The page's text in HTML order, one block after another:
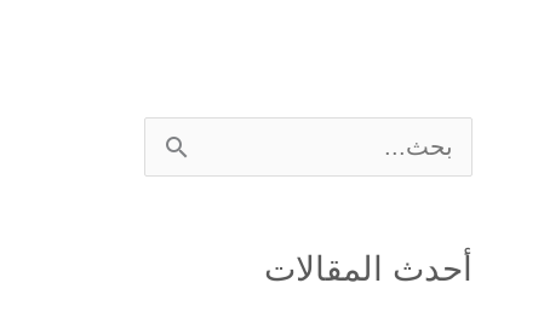
ب أحدث المقالات